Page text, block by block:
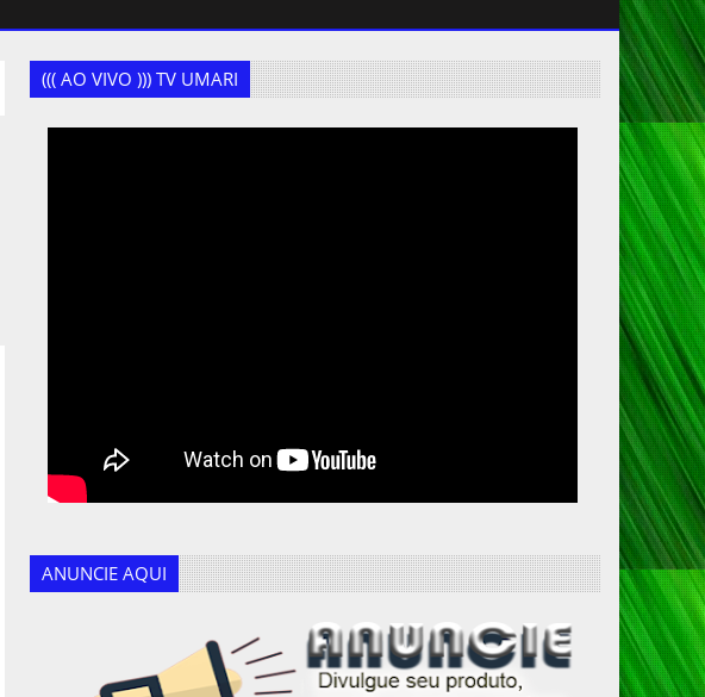
((( AO VIVO ))) TV UMARI
ANUNCIE AQUI